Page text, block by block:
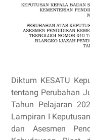
Diktum KESATU
tentang Perubahan
Tahun Pelajaran
Lampiran I
dan Asesmen